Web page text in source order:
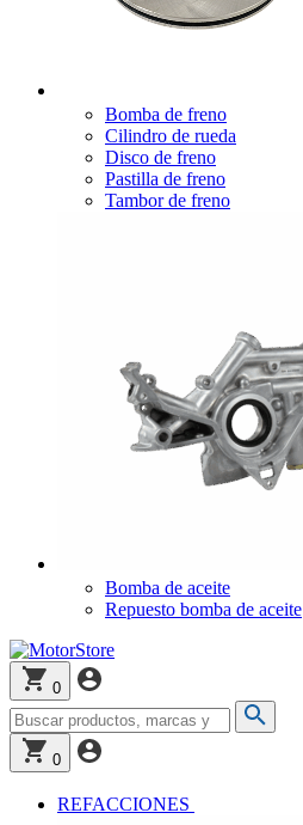
Bomba de freno
Cilindro de rueda
Disco de freno
Pastilla de freno
Tambor de freno
Bomba de aceite
Repuesto bomba de aceite
0
0
REFACCIONES